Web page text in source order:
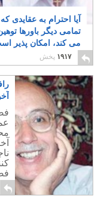
آیا احترام به عقایدی
تمامی دیگر باورها
می کند، امکان پذیر
۲۳
۱۹۱۷ پخش
شد